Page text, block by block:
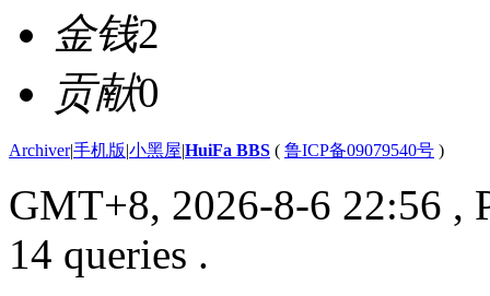
金钱2
贡献0
Archiver|手机版|小黑屋|HuiFa BBS ( 鲁ICP备09079540号 )
GMT+8, 2026-8-6 22:56 ,
14 queries .